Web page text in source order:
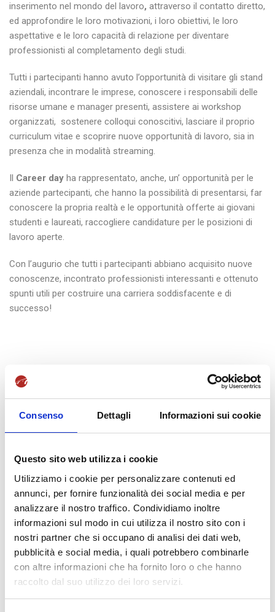
Consenso Dettagli Informazioni sui cookie
Questo sito web utilizza i cookie
Utilizziamo i cookie per personalizzare contenuti ed
annunci, per fornire funzionalità dei social media e per
analizzare il nostro traffico. Condividiamo inoltre
informazioni sul modo in cui utilizza il nostro sito con i
nostri partner che si occupano di analisi dei dati web,
pubblicità e social media, i quali potrebbero combinarle
con altre informazioni che ha fornito loro o che hanno
raccolto dal suo utilizzo dei loro servizi.
inserimento nel mondo del lavoro, attraverso il contatto diretto,
ed approfondire le loro motivazioni, i loro obiettivi, le loro
aspettative e le loro capacità di relazione per diventare
professionisti al completamento degli studi.
Tutti i partecipanti hanno avuto l’opportunità di visitare gli stand
aziendali, incontrare le imprese, conoscere i responsabili delle
risorse umane e manager presenti, assistere ai workshop
organizzati, sostenere colloqui conoscitivi, lasciare il proprio
curriculum vitae e scoprire nuove opportunità di lavoro, sia in
presenza che in modalità streaming.
Il Career day ha rappresentato, anche, un’ opportunità per le
aziende partecipanti, che hanno la possibilità di presentarsi, far
conoscere la propria realtà e le opportunità offerte ai giovani
studenti e laureati, raccogliere candidature per le posizioni di
lavoro aperte.
Con l’augurio che tutti i partecipanti abbiano acquisito nuove
conoscenze, incontrato professionisti interessanti e ottenuto
spunti utili per costruire una carriera soddisfacente e di
successo!